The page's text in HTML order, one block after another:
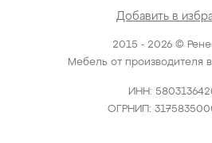
2015 - 2026 ©
Мебель от производителя
ИНН:
ОГРНИП:
Добавить в